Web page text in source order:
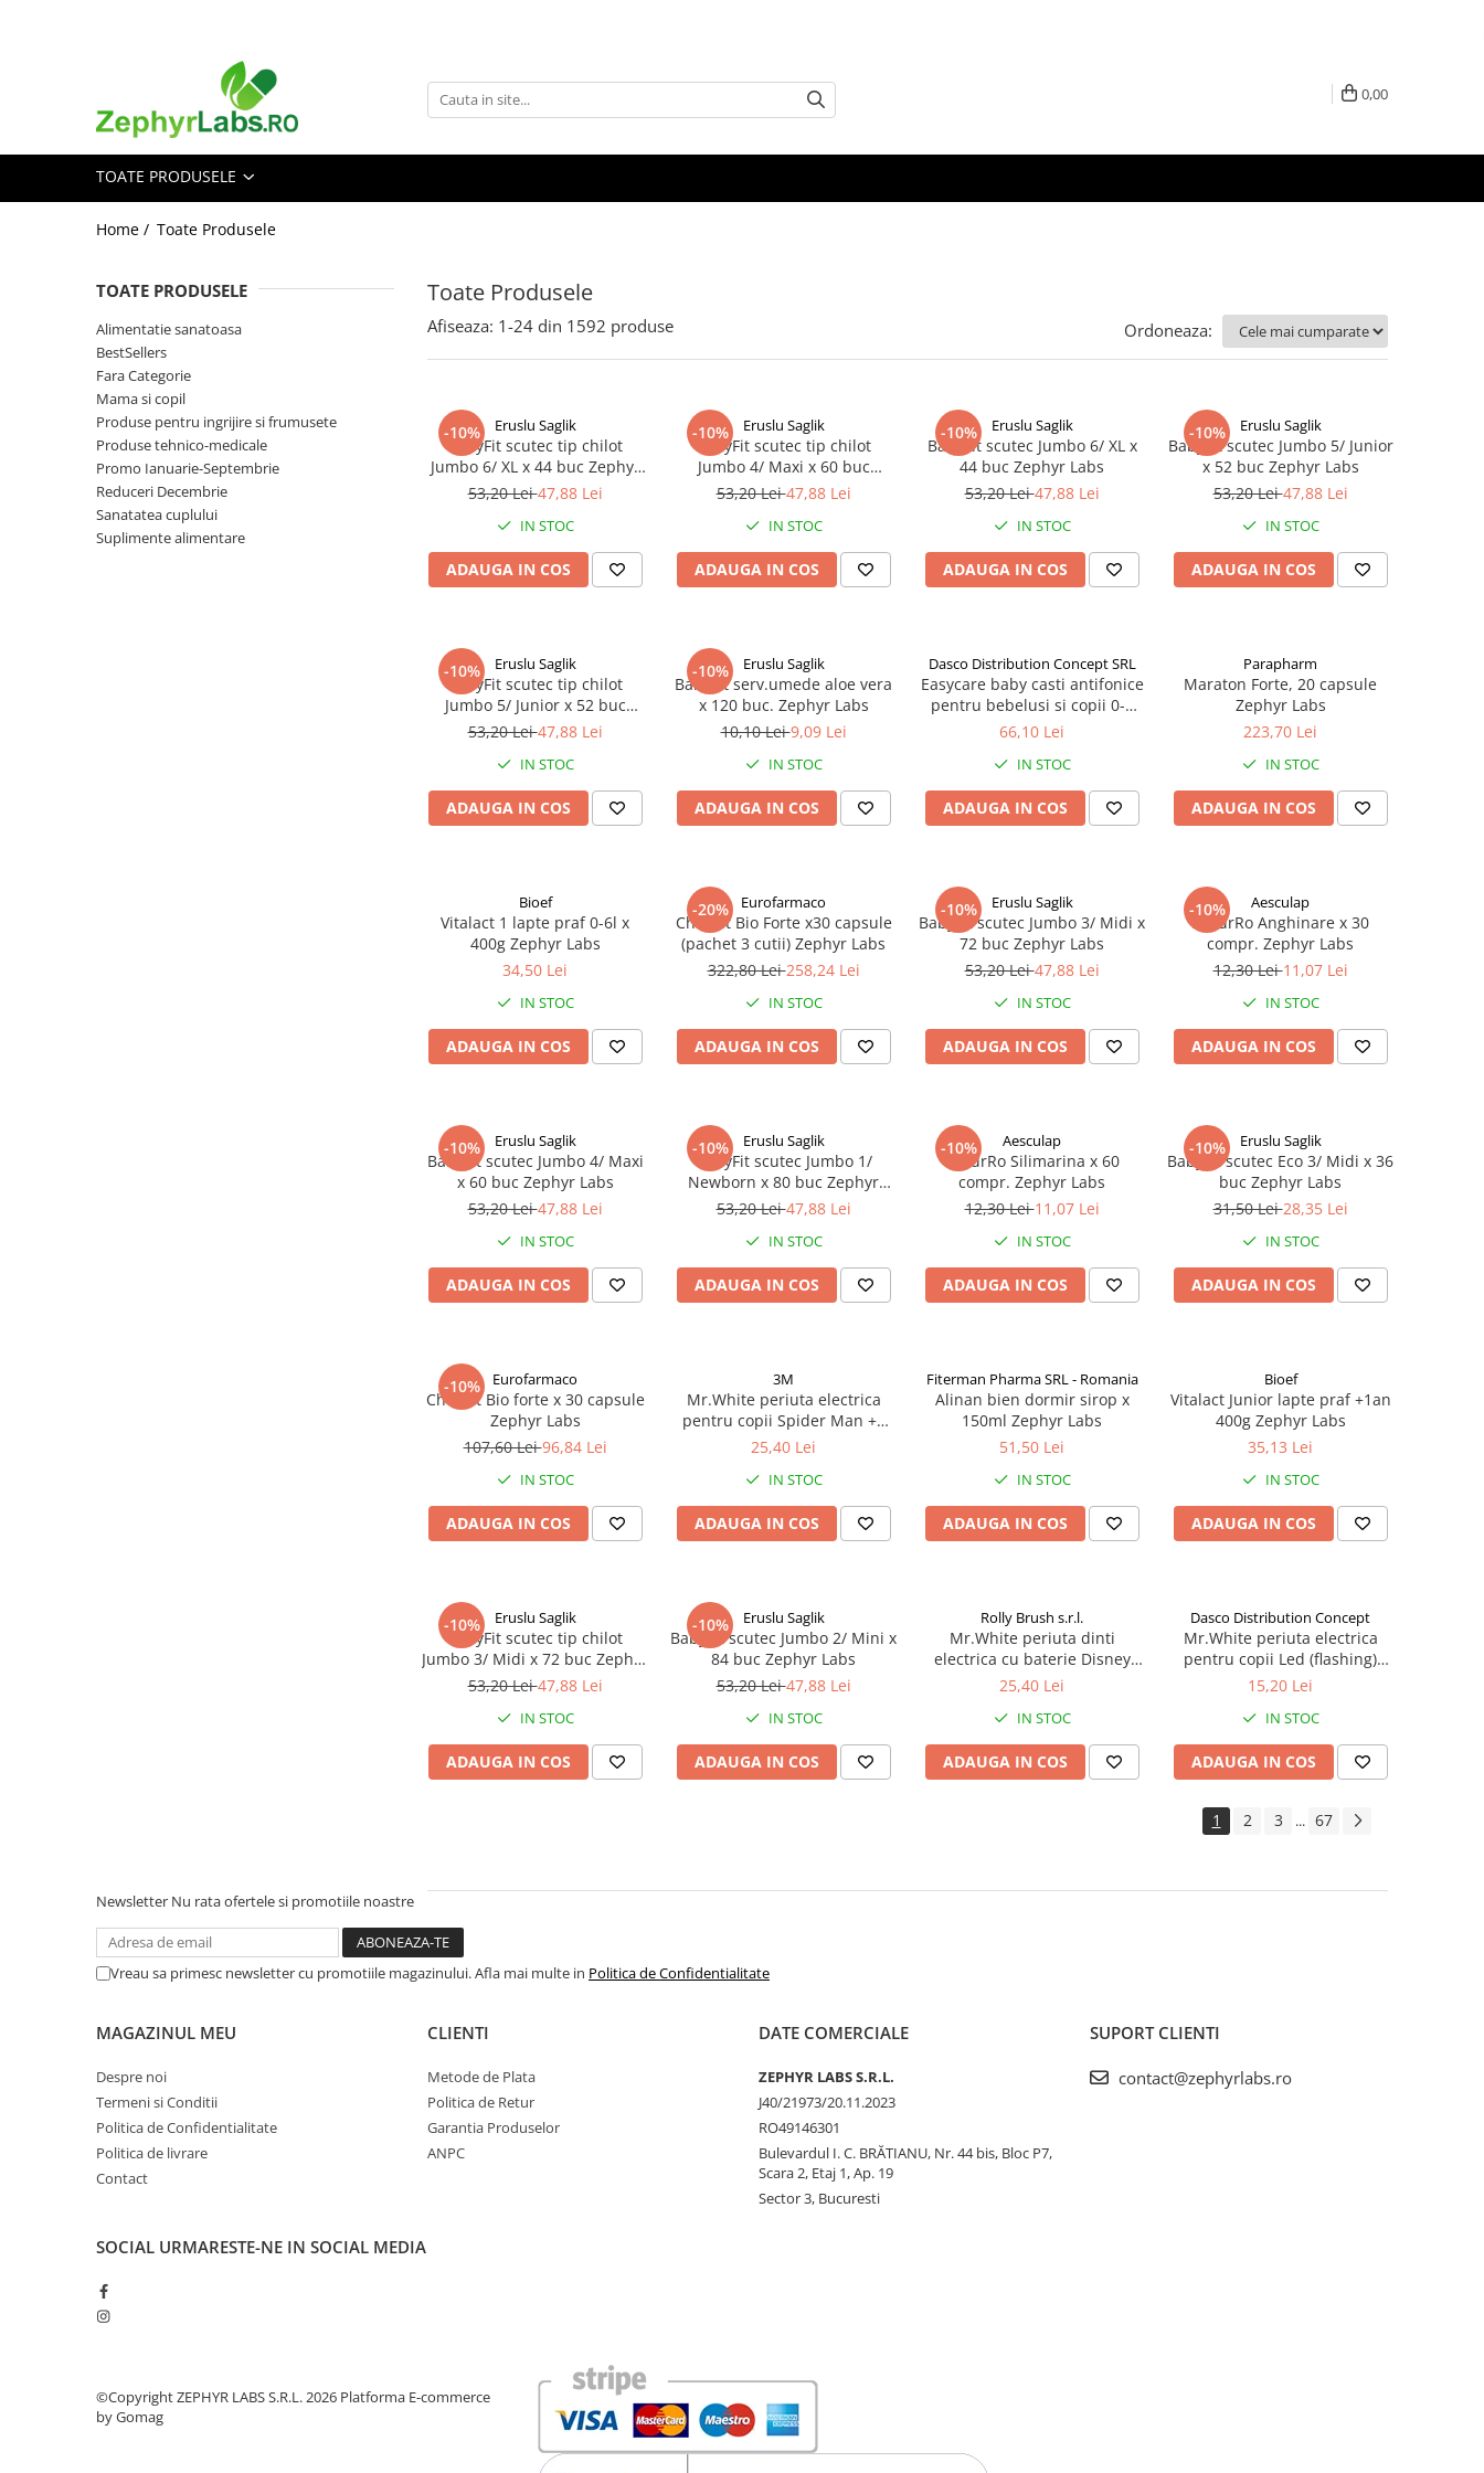
Alimentatie sanatoasa
Ingrijire și cosmetice
Scutece si servetele
Cosmetice copii
Protectie anti-insecte
Hrana pentru bebelusi
Suplimente alimentare copii
Produse antiparazitare
Sarcina si alaptare
0,00
TOATE PRODUSELE
Home / Toate Produsele
Toate Produsele
TOATE PRODUSELE
Alimentatie sanatoasa
BestSellers
Fara Categorie
Mama si copil
Produse pentru ingrijire si frumusete
Produse tehnico-medicale
Promo Ianuarie-Septembrie
Reduceri Decembrie
Sanatatea cuplului
Suplimente alimentare
Afiseaza: 1-24 din 1592 produse Ordoneaza:
-10% Eruslu Saglik
BabyFit scutec tip chilot
Jumbo 6/ XL x 44 buc Zephyr
Labs
53,20 Lei47,88 Lei
IN STOC
ADAUGA IN COS
-10% Eruslu Saglik
BabyFit scutec tip chilot
Jumbo 4/ Maxi x 60 buc
Zephyr Labs
53,20 Lei47,88 Lei
IN STOC
ADAUGA IN COS
-10% Eruslu Saglik
BabyFit scutec Jumbo 6/ XL x
44 buc Zephyr Labs
53,20 Lei47,88 Lei
IN STOC
ADAUGA IN COS
-10% Eruslu Saglik
BabyFit scutec Jumbo 5/ Junior
x 52 buc Zephyr Labs
53,20 Lei47,88 Lei
IN STOC
ADAUGA IN COS
-10% Eruslu Saglik
BabyFit scutec tip chilot
Jumbo 5/ Junior x 52 buc
Zephyr Labs
53,20 Lei47,88 Lei
IN STOC
ADAUGA IN COS
-10% Eruslu Saglik
BabyFit serv.umede aloe vera
x 120 buc. Zephyr Labs
10,10 Lei9,09 Lei
IN STOC
ADAUGA IN COS
Dasco Distribution Concept SRL
Easycare baby casti antifonice
pentru bebelusi si copii 0-4
ani (EASY00257) Zephyr Labs
66,10 Lei
IN STOC
ADAUGA IN COS
Parapharm
Maraton Forte, 20 capsule
Zephyr Labs
223,70 Lei
IN STOC
ADAUGA IN COS
Bioef
Vitalact 1 lapte praf 0-6l x
400g Zephyr Labs
34,50 Lei
IN STOC
ADAUGA IN COS
-20% Eurofarmaco
Cholest Bio Forte x30 capsule
(pachet 3 cutii) Zephyr Labs
322,80 Lei258,24 Lei
IN STOC
ADAUGA IN COS
-10% Eruslu Saglik
BabyFit scutec Jumbo 3/ Midi x
72 buc Zephyr Labs
53,20 Lei47,88 Lei
IN STOC
ADAUGA IN COS
-10% Aesculap
NaturRo Anghinare x 30
compr. Zephyr Labs
12,30 Lei11,07 Lei
IN STOC
ADAUGA IN COS
-10% Eruslu Saglik
BabyFit scutec Jumbo 4/ Maxi
x 60 buc Zephyr Labs
53,20 Lei47,88 Lei
IN STOC
ADAUGA IN COS
-10% Eruslu Saglik
BabyFit scutec Jumbo 1/
Newborn x 80 buc Zephyr
Labs
53,20 Lei47,88 Lei
IN STOC
ADAUGA IN COS
-10% Aesculap
NaturRo Silimarina x 60
compr. Zephyr Labs
12,30 Lei11,07 Lei
IN STOC
ADAUGA IN COS
-10% Eruslu Saglik
BabyFit scutec Eco 3/ Midi x 36
buc Zephyr Labs
31,50 Lei28,35 Lei
IN STOC
ADAUGA IN COS
-10% Eurofarmaco
Cholest Bio forte x 30 capsule
Zephyr Labs
107,60 Lei96,84 Lei
IN STOC
ADAUGA IN COS
3M
Mr.White periuta electrica
pentru copii Spider Man +4
ani Zephyr Labs
25,40 Lei
IN STOC
ADAUGA IN COS
Fiterman Pharma SRL - Romania
Alinan bien dormir sirop x
150ml Zephyr Labs
51,50 Lei
IN STOC
ADAUGA IN COS
Bioef
Vitalact Junior lapte praf +1an
400g Zephyr Labs
35,13 Lei
IN STOC
ADAUGA IN COS
-10% Eruslu Saglik
BabyFit scutec tip chilot
Jumbo 3/ Midi x 72 buc Zephyr
Labs
53,20 Lei47,88 Lei
IN STOC
ADAUGA IN COS
-10% Eruslu Saglik
BabyFit scutec Jumbo 2/ Mini x
84 buc Zephyr Labs
53,20 Lei47,88 Lei
IN STOC
ADAUGA IN COS
Rolly Brush s.r.l.
Mr.White periuta dinti
electrica cu baterie Disney
Mickey Zephyr Labs
25,40 Lei
IN STOC
ADAUGA IN COS
Dasco Distribution Concept
Mr.White periuta electrica
pentru copii Led (flashing)
Spider-Man +3 ani Zephyr
15,20 Lei
IN STOC
ADAUGA IN COS
1 2 3 ... 67
Newsletter Nu rata ofertele si promotiile noastre
Vreau sa primesc newsletter cu promotiile magazinului. Afla mai multe in Politica de Confidentialitate
MAGAZINUL MEU
Despre noi
Termeni si Conditii
Politica de Confidentialitate
Politica de livrare
Contact
CLIENTI
Metode de Plata
Politica de Retur
Garantia Produselor
ANPC
DATE COMERCIALE
ZEPHYR LABS S.R.L.
J40/21973/20.11.2023
RO49146301
Bulevardul I. C. BRĂTIANU, Nr. 44 bis, Bloc P7,
Scara 2, Etaj 1, Ap. 19
Sector 3, Bucuresti
SUPORT CLIENTI
contact@zephyrlabs.ro
SOCIAL URMARESTE-NE IN SOCIAL MEDIA
©Copyright ZEPHYR LABS S.R.L. 2026 Platforma E-commerce
by Gomag